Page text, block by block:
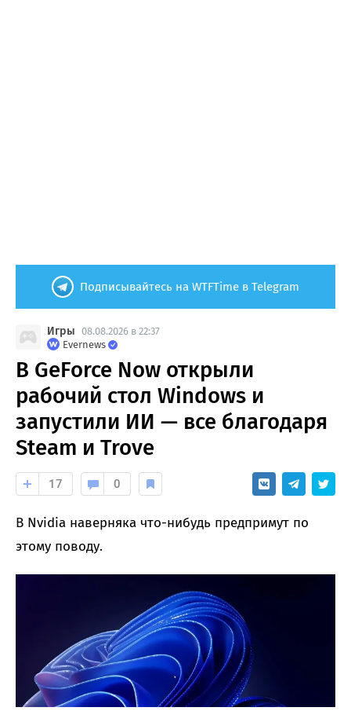
Подписывайтесь на WTFTime в Telegram
Игры 08.08.2026 в 22:37
Evernews
В GeForce Now открыли
рабочий стол Windows и
запустили ИИ — все благодаря
Steam и Trove
17 0
В Nvidia наверняка что-нибудь предпримут по
этому поводу.